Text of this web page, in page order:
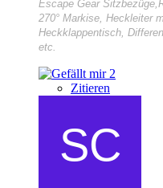
Escape Gear
270° Markise, Heckleiter
Heckklappentisch,
etc.
2
Zitieren